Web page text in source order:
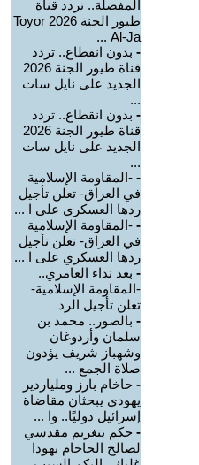
المفضلة.. تردد قناة
طيور الجنة 2026 Toyor
Al-Ja ...
- بدون انقطاع.. تردد
قناة طيور الجنة 2026
الجديد على نايل سات
...
- بدون انقطاع.. تردد
قناة طيور الجنة 2026
الجديد على نايل سات
...
- -المقاومة الإسلامية
في العراق- تعلن تأجيل
ردها العسكري على ا ...
- -المقاومة الإسلامية
في العراق- تعلن تأجيل
ردها العسكري على ا ...
- بعد نداء العامري..
-المقاومة الإسلامية-
تعلن تأجيل الرد
- بالصور.. محمد بن
سلمان وأردوغان
وشهباز شريف يؤدون
صلاة الجمع ...
- حاخام بارز وملياردير
يهودي يبحثان مقاضاة
إسرائيل دوليًا.. وا ...
- حكم بتغريم مقدسي
لصالح الحاخام يهودا